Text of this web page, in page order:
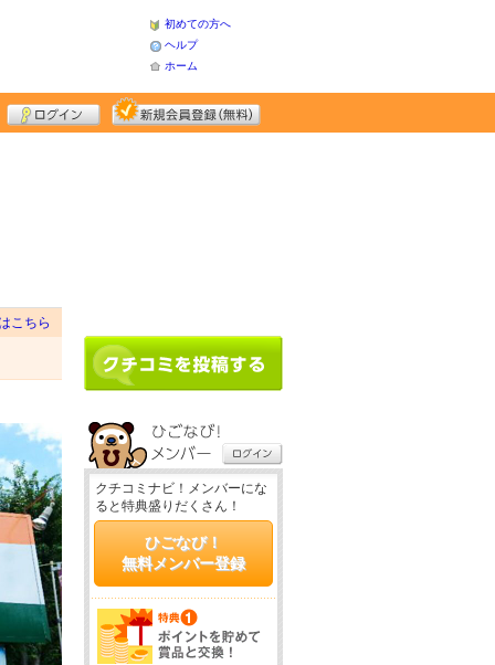
初めての方へ
ヘルプ
ホーム
こちら
クチコミナビ！メンバーにな
ると特典盛りだくさん！
ひごなび！
無料メンバー登録